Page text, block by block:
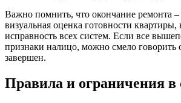
Важно помнить, что окончание ремонта –
визуальная оценка готовности квартиры,
исправность всех систем. Если все
признаки налицо, можно смело говорить
завершен.
Правила и ограничения в